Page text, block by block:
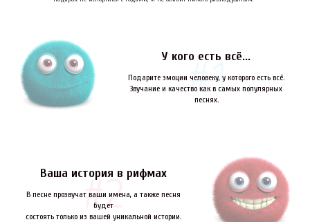
У кого есть всё...
Подарите эмоции человеку, у которого есть всё.
Звучание и качество как в самых популярных
песнях.
Ваша история в рифмах
В песне прозвучат ваши имена, а также песня
будет
состоять только из вашей уникальной истории.